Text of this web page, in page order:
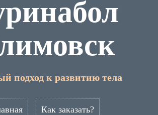
подход к развитию тела
Как заказать?